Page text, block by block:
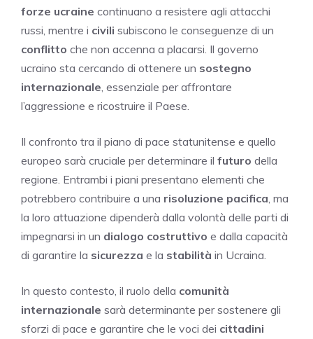
forze ucraine continuano a resistere agli attacchi
russi, mentre i civili subiscono le conseguenze di un
conflitto che non accenna a placarsi. Il governo
ucraino sta cercando di ottenere un sostegno
internazionale , essenziale per affrontare
l’aggressione e ricostruire il Paese.
Il confronto tra il piano di pace statunitense e quello
europeo sarà cruciale per determinare il futuro della
regione. Entrambi i piani presentano elementi che
potrebbero contribuire a una risoluzione pacifica , ma
la loro attuazione dipenderà dalla volontà delle parti di
impegnarsi in un dialogo costruttivo e dalla capacità
di garantire la sicurezza e la stabilità in Ucraina.
In questo contesto, il ruolo della comunità
internazionale sarà determinante per sostenere gli
sforzi di pace e garantire che le voci dei cittadini